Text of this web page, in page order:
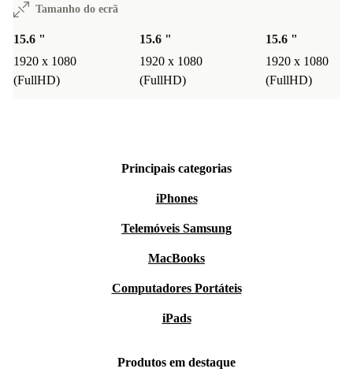
Tamanho do ecrã
15.6 "
1920 x 1080
(FullHD)
15.6 "
1920 x 1080
(FullHD)
15.6 "
1920 x 1080
(FullHD)
Principais categorias
iPhones
Telemóveis Samsung
MacBooks
Computadores Portáteis
iPads
Produtos em destaque